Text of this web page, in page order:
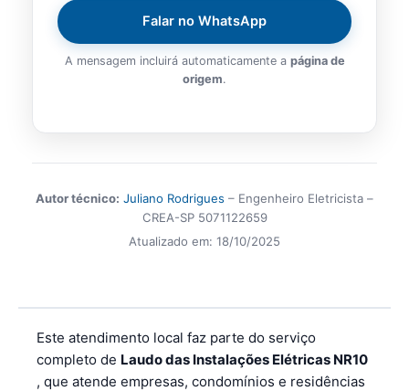
Falar no WhatsApp
A mensagem incluirá automaticamente a página de
origem.
Autor técnico: Juliano Rodrigues – Engenheiro Eletricista –
CREA-SP 5071122659
Atualizado em: 18/10/2025
Este atendimento local faz parte do serviço
completo de Laudo das Instalações Elétricas NR10
, que atende empresas, condomínios e residências